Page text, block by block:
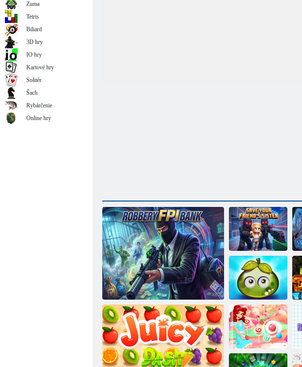
Zachráňte sestru
svojho priateľa
Dobrodružstvo
šťavnatých
bobúľ
Zuma
Tetris
Biliard
3D hry
IO hry
Kartové hry
Solitér
Šach
Rybárčenie
Online hry